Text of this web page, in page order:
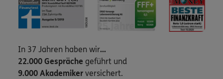
In 37 Jahren haben wir...
22.000 Gespräche geführt und
9.000 Akademiker versichert.